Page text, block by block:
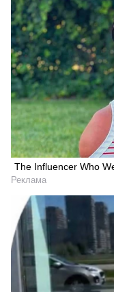
The Influencer Who
Реклама